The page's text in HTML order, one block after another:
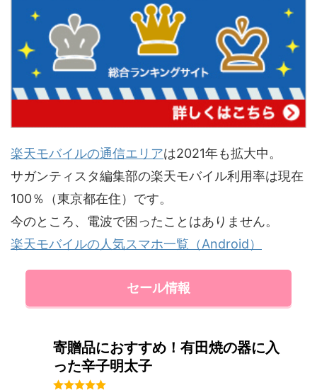
楽天モバイルの通信エリアは2021年も拡大中。
サガンティスタ編集部の楽天モバイル利用率は現在
100％（東京都在住）です。
今のところ、電波で困ったことはありません。
楽天モバイルの人気スマホ一覧（Android）
セール情報
寄贈品におすすめ！有田焼の器に入
った辛子明太子